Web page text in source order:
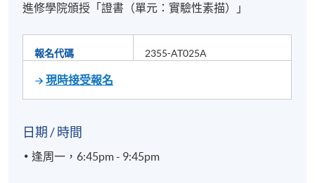
進修學院頒授「證書（單元：實驗性素描）」
報名代碼 2355-AT025A
現時接受報名
日期 / 時間
逢周一，6:45pm - 9:45pm